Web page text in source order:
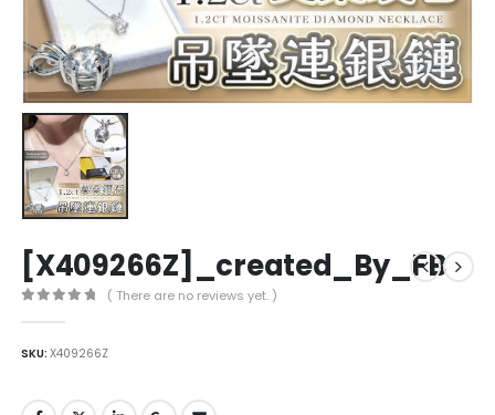
[X409266Z]_created_By_FB
( There are no reviews yet. )
SKU:X409266Z